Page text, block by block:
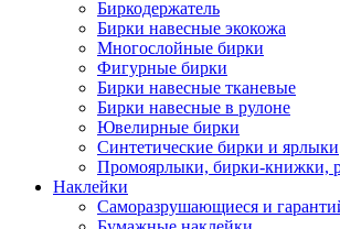
Биркодержатель
Бирки навесные экокожа
Многослойные бирки
Фигурные бирки
Бирки навесные тканевые
Бирки навесные в рулоне
Ювелирные бирки
Синтетические бирки и ярлыки
Промоярлыки, бирки-книжки,
Наклейки
Саморазрушающиеся и